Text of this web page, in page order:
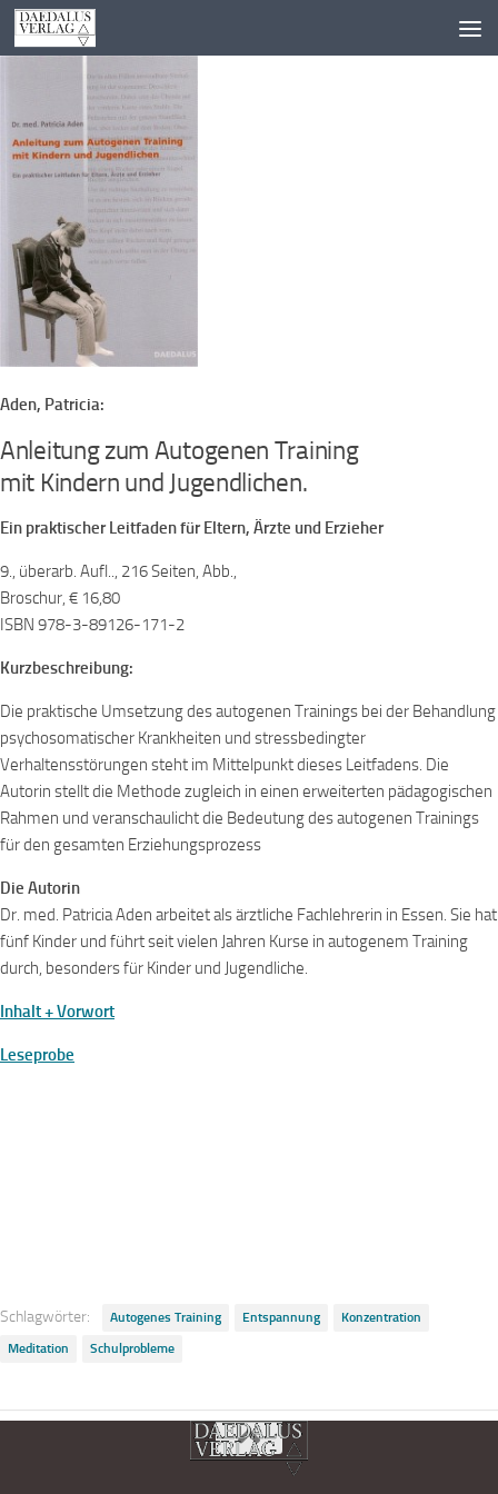
Zum Inhalt springen
Aden, Patricia:
Anleitung zum Autogenen Training
mit Kindern und Jugendlichen.
Ein praktischer Leitfaden für Eltern, Ärzte und Erzieher
9., überarb. Aufl.., 216 Seiten, Abb.,
Broschur, € 16,80
ISBN 978-3-89126-171-2
Kurzbeschreibung:
Die praktische Umsetzung des autogenen Trainings bei der Behandlung
psychosomatischer Krankheiten und stressbedingter
Verhaltensstörungen steht im Mittelpunkt dieses Leitfadens. Die
Autorin stellt die Methode zugleich in einen erweiterten pädagogischen
Rahmen und veranschaulicht die Bedeutung des autogenen Trainings
für den gesamten Erziehungsprozess
Die Autorin
Dr. med. Patricia Aden arbeitet als ärztliche Fachlehrerin in Essen. Sie hat
fünf Kinder und führt seit vielen Jahren Kurse in autogenem Training
durch, besonders für Kinder und Jugendliche.
Inhalt + Vorwort
Leseprobe
Schlagwörter: Autogenes Training Entspannung
Konzentration
Meditation
Schulprobleme